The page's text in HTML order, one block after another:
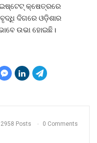
କ୍ଷେତ୍ରରେ
ଦିଗରେ ଓଡ଼ିଶାର
ଉଭା ହୋଇଛି।
2958 Posts 0 Comments